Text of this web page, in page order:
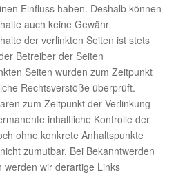
Einfluss haben. Deshalb können
auch keine Gewähr
der verlinkten Seiten ist stets
Betreiber der Seiten
Seiten wurden zum Zeitpunkt
Rechtsverstöße überprüft.
zum Zeitpunkt der Verlinkung
inhaltliche Kontrolle der
ohne konkrete Anhaltspunkte
zumutbar. Bei Bekanntwerden
werden wir derartige Links